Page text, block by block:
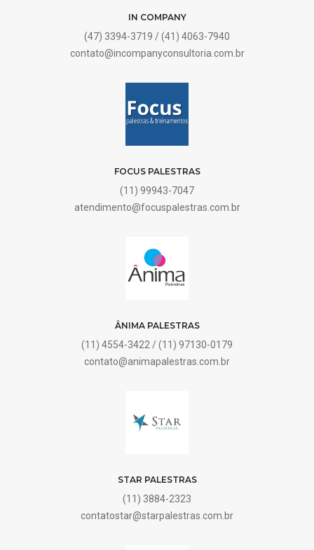
IN COMPANY
(47) 3394-3719 / (41) 4063-7940
contato@incompanyconsultoria.com.br
FOCUS PALESTRAS
(11) 99943-7047
atendimento@focuspalestras.com.br
ÂNIMA PALESTRAS
(11) 4554-3422 / (11) 97130-0179
contato@animapalestras.com.br
STAR PALESTRAS
(11) 3884-2323
contatostar@starpalestras.com.br